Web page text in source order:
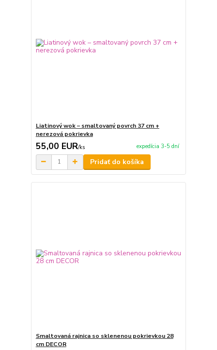
Liatinový wok – smaltovaný povrch 37 cm +
nerezová pokrievka
55,00 EUR/ks expedícia 3-5 dní
Pridať do košíka
Smaltovaná rajnica so sklenenou pokrievkou 28
cm DECOR